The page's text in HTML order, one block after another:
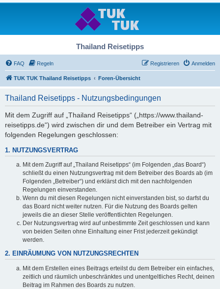
Thailand Reisetipps
FAQ Regeln Anmelden
Registrieren
TUK TUK Thailand Reisetipps Foren-Übersicht
Thailand Reisetipps - Nutzungsbedingungen
Mit dem Zugriff auf „Thailand Reisetipps“ („https://www.thailand-
reisetipps.de“) wird zwischen dir und dem Betreiber ein Vertrag mit
folgenden Regelungen geschlossen:
1. NUTZUNGSVERTRAG
Mit dem Zugriff auf „Thailand Reisetipps“ (im Folgenden „das Board“)
schließt du einen Nutzungsvertrag mit dem Betreiber des Boards ab (im
Folgenden „Betreiber“) und erklärst dich mit den nachfolgenden
Regelungen einverstanden.
Wenn du mit diesen Regelungen nicht einverstanden bist, so darfst du
das Board nicht weiter nutzen. Für die Nutzung des Boards gelten
jeweils die an dieser Stelle veröffentlichten Regelungen.
Der Nutzungsvertrag wird auf unbestimmte Zeit geschlossen und kann
von beiden Seiten ohne Einhaltung einer Frist jederzeit gekündigt
werden.
2. EINRÄUMUNG VON NUTZUNGSRECHTEN
Mit dem Erstellen eines Beitrags erteilst du dem Betreiber ein einfaches,
zeitlich und räumlich unbeschränktes und unentgeltliches Recht, deinen
Beitrag im Rahmen des Boards zu nutzen.